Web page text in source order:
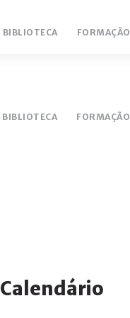
BIBLIOTECA FORMAÇÃO
BIBLIOTECA FORMAÇÃO
Calendário
Ano
anterior
Mês
anterior
Próximo
ano
Próximo
mês
or
register
Remember